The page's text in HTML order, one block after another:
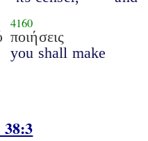
4160
ποιήσεις
you shall make